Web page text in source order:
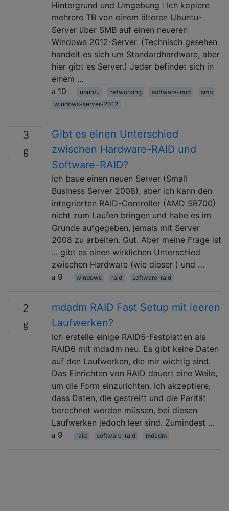
Hintergrund und Umgebung : Ich kopiere
mehrere TB von einem älteren Ubuntu-
Server über SMB auf einen neueren
Windows 2012-Server. (Technisch gesehen
handelt es sich um Standardhardware, aber
hier gibt es Server.) Jeder befindet sich in
einem …
10
ubuntu networking software-raid
smb
windows-server-2012
3
Gibt es einen Unterschied
zwischen Hardware-RAID und
Software-RAID?
Ich baue einen neuen Server (Small
Business Server 2008), aber ich kann den
integrierten RAID-Controller (AMD SB700)
nicht zum Laufen bringen und habe es im
Grunde aufgegeben, jemals mit Server
2008 zu arbeiten. Gut. Aber meine Frage ist
... gibt es einen wirklichen Unterschied
zwischen Hardware (wie dieser ) und …
9
windows raid software-raid
2
mdadm RAID Fast Setup mit leeren
Laufwerken?
Ich erstelle einige RAID5-Festplatten als
RAID6 mit mdadm neu. Es gibt keine Daten
auf den Laufwerken, die mir wichtig sind.
Das Einrichten von RAID dauert eine Weile,
um die Form einzurichten. Ich akzeptiere,
dass Daten, die gestreift und die Parität
berechnet werden müssen, bei diesen
Laufwerken jedoch leer sind. Zumindest …
9
raid software-raid mdadm